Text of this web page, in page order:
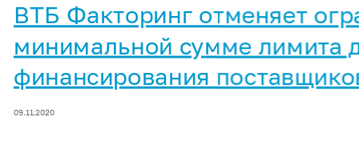
ВТБ Факторинг отменяет
минимальной сумме лимита
финансирования
09.11.2020